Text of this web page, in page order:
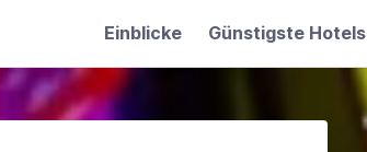
Einblicke Günstigste Hotels